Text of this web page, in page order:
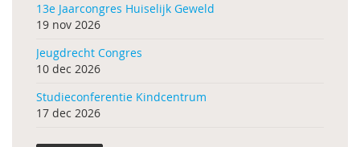
13e Jaarcongres Huiselijk Geweld
19 nov 2026
Jeugdrecht Congres
10 dec 2026
Studieconferentie Kindcentrum
17 dec 2026